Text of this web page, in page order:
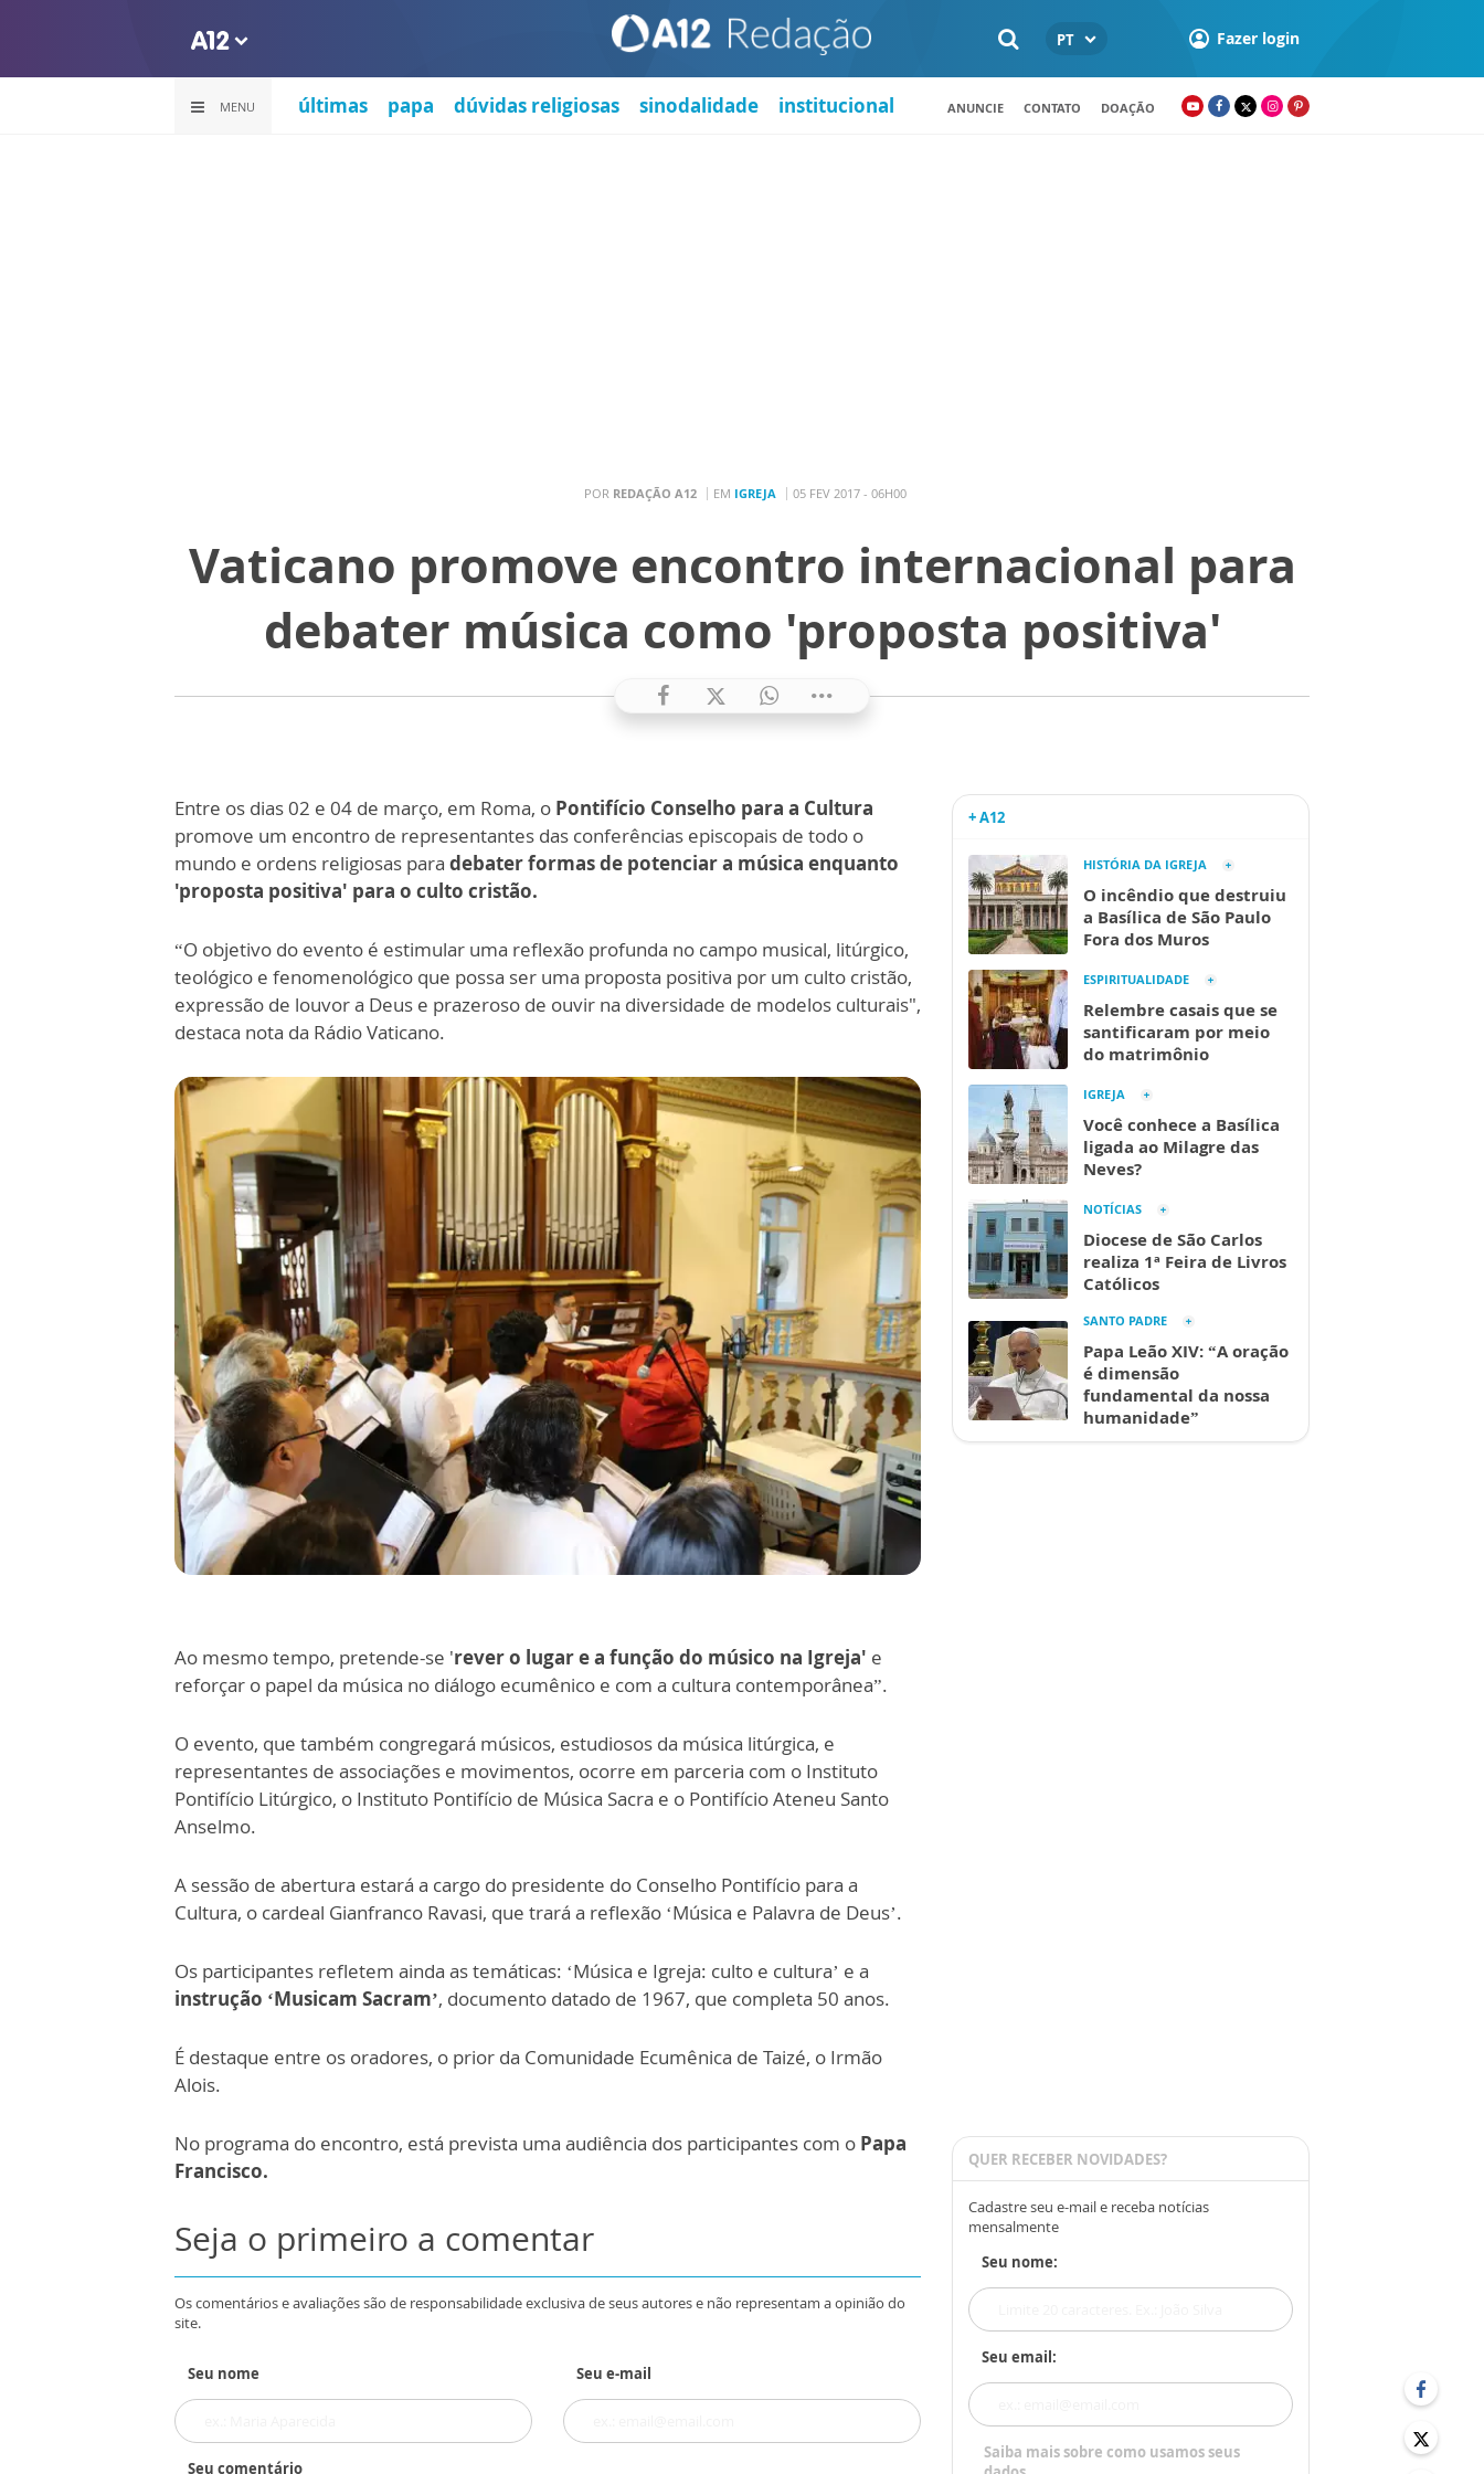
PT Fazer login
MENU últimas papa dúvidas religiosas sinodalidade institucional ANUNCIE CONTATO DOAÇÃO
POR REDAÇÃO A12 EM IGREJA 05 FEV 2017 - 06H00
Vaticano promove encontro internacional para
debater música como 'proposta positiva'
Entre os dias 02 e 04 de março, em Roma, o Pontifício Conselho para a Cultura
promove um encontro de representantes das conferências episcopais de todo o
mundo e ordens religiosas para debater formas de potenciar a música enquanto
'proposta positiva' para o culto cristão.
“O objetivo do evento é estimular uma reflexão profunda no campo musical, litúrgico,
teológico e fenomenológico que possa ser uma proposta positiva por um culto cristão,
expressão de louvor a Deus e prazeroso de ouvir na diversidade de modelos culturais",
destaca nota da Rádio Vaticano.
Ao mesmo tempo, pretende-se 'rever o lugar e a função do músico na Igreja' e
reforçar o papel da música no diálogo ecumênico e com a cultura contemporânea”.
O evento, que também congregará músicos, estudiosos da música litúrgica, e
representantes de associações e movimentos, ocorre em parceria com o Instituto
Pontifício Litúrgico, o Instituto Pontifício de Música Sacra e o Pontifício Ateneu Santo
Anselmo.
A sessão de abertura estará a cargo do presidente do Conselho Pontifício para a
Cultura, o cardeal Gianfranco Ravasi, que trará a reflexão ‘Música e Palavra de Deus’.
Os participantes refletem ainda as temáticas: ‘Música e Igreja: culto e cultura’ e a
instrução ‘Musicam Sacram’, documento datado de 1967, que completa 50 anos.
É destaque entre os oradores, o prior da Comunidade Ecumênica de Taizé, o Irmão
Alois.
No programa do encontro, está prevista uma audiência dos participantes com o Papa
Francisco.
Seja o primeiro a comentar
Os comentários e avaliações são de responsabilidade exclusiva de seus autores e não representam a opinião do
site.
Seu nome Seu e-mail
Seu comentário
+ A12
HISTÓRIA DA IGREJA
O incêndio que destruiu
a Basílica de São Paulo
Fora dos Muros
ESPIRITUALIDADE
Relembre casais que se
santificaram por meio
do matrimônio
IGREJA
Você conhece a Basílica
ligada ao Milagre das
Neves?
NOTÍCIAS
Diocese de São Carlos
realiza 1ª Feira de Livros
Católicos
SANTO PADRE
Papa Leão XIV: “A oração
é dimensão
fundamental da nossa
humanidade”
QUER RECEBER NOVIDADES?
Cadastre seu e-mail e receba notícias
mensalmente
Seu nome:
Seu email:
Saiba mais sobre como usamos seus